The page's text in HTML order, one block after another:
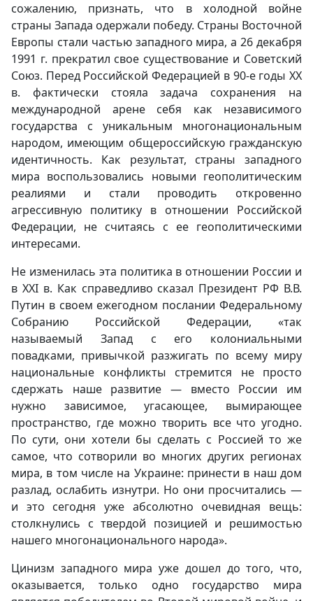
сожалению, признать, что в холодной войне
страны Запада одержали победу. Страны Восточной
Европы стали частью западного мира, а 26 декабря
1991 г. прекратил свое существование и Советский
Союз. Перед Российской Федерацией в 90-е годы XX
в. фактически стояла задача сохранения на
международной арене себя как независимого
государства с уникальным многонациональным
народом, имеющим общероссийскую гражданскую
идентичность. Как результат, страны западного
мира воспользовались новыми геополитическим
реалиями и стали проводить откровенно
агрессивную политику в отношении Российской
Федерации, не считаясь с ее геополитическими
интересами.
Не изменилась эта политика в отношении России и
в XXI в. Как справедливо сказал Президент РФ В.В.
Путин в своем ежегодном послании Федеральному
Собранию Российской Федерации, «так
называемый Запад с его колониальными
повадками, привычкой разжигать по всему миру
национальные конфликты стремится не просто
сдержать наше развитие — вместо России им
нужно зависимое, угасающее, вымирающее
пространство, где можно творить все что угодно.
По сути, они хотели бы сделать с Россией то же
самое, что сотворили во многих других регионах
мира, в том числе на Украине: принести в наш дом
разлад, ослабить изнутри. Но они просчитались —
и это сегодня уже абсолютно очевидная вещь:
столкнулись с твердой позицией и решимостью
нашего многонационального народа».
Цинизм западного мира уже дошел до того, что,
оказывается, только одно государство мира